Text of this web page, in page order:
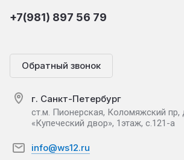
+7(981) 897 56 79
Обратный звонок
г. Санкт-Петербург
ст.м. Пионерская, Коломяжский пр,
«Купеческий двор», 1этаж, с.121-а
info@ws12.ru